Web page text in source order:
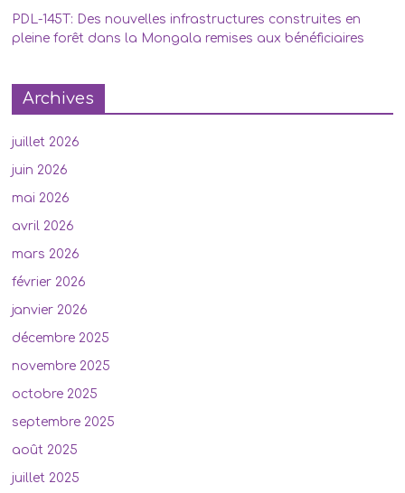
PDL-145T: Des nouvelles infrastructures construites en
pleine forêt dans la Mongala remises aux bénéficiaires
Archives
juillet 2026
juin 2026
mai 2026
avril 2026
mars 2026
février 2026
janvier 2026
décembre 2025
novembre 2025
octobre 2025
septembre 2025
août 2025
juillet 2025